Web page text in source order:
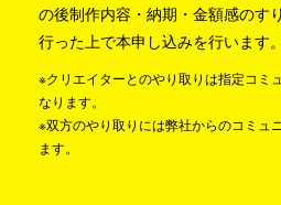
の後制作内容・納期・金額感のす
行った上で本申し込みを行います。
※クリエイターとのやり取りは指定コミ
なります。
※双方のやり取りには弊社からのコミュ
ます。